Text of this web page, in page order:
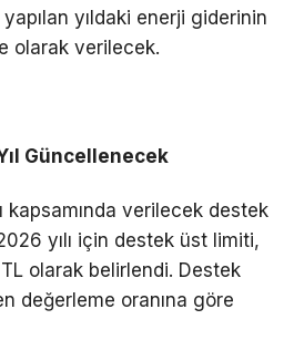
yıldaki enerji giderinin
olarak verilecek.
Güncellenecek
kapsamında verilecek destek
yılı için destek üst limiti,
olarak belirlendi. Destek
değerleme oranına göre